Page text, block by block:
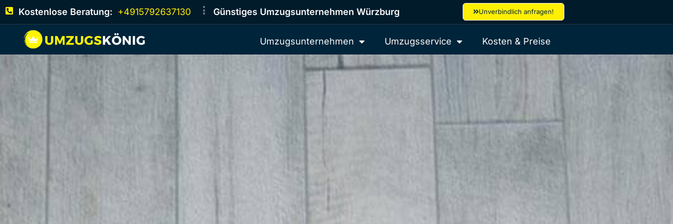
Kostenlose Beratung: +4915792637130 Günstiges Umzugsunternehmen Würzburg Unverbindlich anfragen!
Umzugsunternehmen Umzugsservice Kosten & Preise